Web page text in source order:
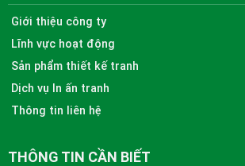
Giới thiệu công ty
Lĩnh vực hoạt động
Sản phẩm thiết kế tranh
Dịch vụ In ấn tranh
Thông tin liên hệ
THÔNG TIN CẦN BIẾT